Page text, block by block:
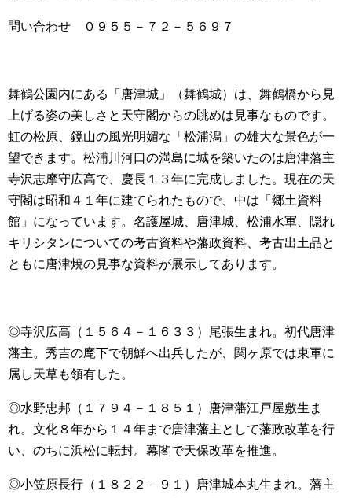
問い合わせ ０９５５－７２－５６９７
舞鶴公園内にある「唐津城」（舞鶴城）は、舞鶴橋から見
上げる姿の美しさと天守閣からの眺めは見事なものです。
虹の松原、鏡山の風光明媚な「松浦潟」の雄大な景色が一
望できます。松浦川河口の満島に城を築いたのは唐津藩主
寺沢志摩守広高で、慶長１３年に完成しました。現在の天
守閣は昭和４１年に建てられたもので、中は「郷土資料
館」になっています。名護屋城、唐津城、松浦水軍、隠れ
キリシタンについての考古資料や藩政資料、考古出土品と
ともに唐津焼の見事な資料が展示してあります。
◎寺沢広高（１５６４－１６３３）尾張生まれ。初代唐津
藩主。秀吉の麾下で朝鮮へ出兵したが、関ヶ原では東軍に
属し天草も領有した。
◎水野忠邦（１７９４－１８５１）唐津藩江戸屋敷生ま
れ。文化８年から１４年まで唐津藩主として藩政改革を行
い、のちに浜松に転封。幕閣で天保改革を推進。
◎小笠原長行（１８２２－９１）唐津城本丸生まれ。藩主